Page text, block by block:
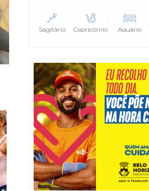
Sagitário Capricórnio Aquário